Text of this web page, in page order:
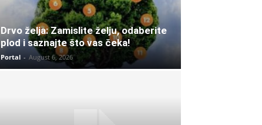
Drvo želja: Zamislite želju, odaberite
plod i saznajte što vas čeka!
Portal - August 6, 2026